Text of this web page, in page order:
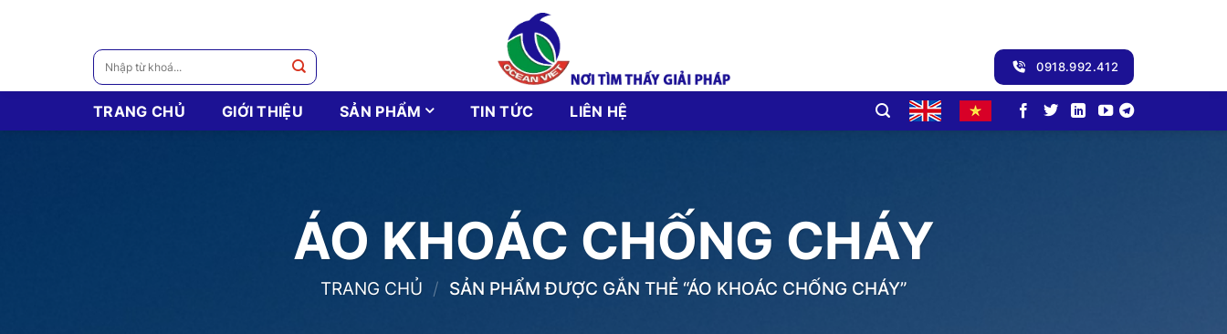
Tìm
kiếm:
0918.992.412
TRANG CHỦ GIỚI THIỆU SẢN PHẨM TIN TỨC LIÊN HỆ
ÁO KHOÁC CHỐNG CHÁY
TRANG CHỦ / SẢN PHẨM ĐƯỢC GẮN THẺ “ÁO KHOÁC CHỐNG CHÁY”